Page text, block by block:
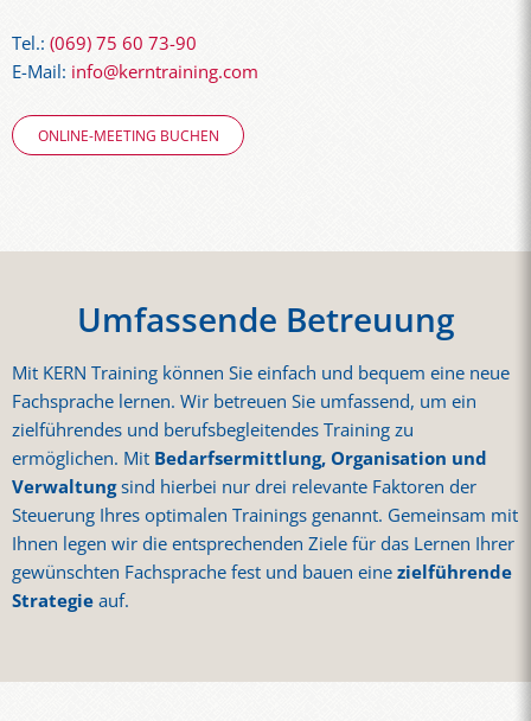
Tel.: (069) 75 60 73-90
E-Mail: info@kerntraining.com
ONLINE-MEETING BUCHEN
Umfassende Betreuung
Mit KERN Training können Sie einfach und bequem eine neue
Fachsprache lernen. Wir betreuen Sie umfassend, um ein
zielführendes und berufsbegleitendes Training zu
ermöglichen. Mit Bedarfsermittlung, Organisation und
Verwaltungsind hierbei nur drei relevante Faktoren der
Steuerung Ihres optimalen Trainings genannt. Gemeinsam mit
Ihnen legen wir die entsprechenden Ziele für das Lernen Ihrer
gewünschten Fachsprache fest und bauen einezielführende
Strategieauf.